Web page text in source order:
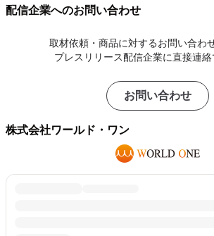
配信企業へのお問い合わせ
取材依頼・商品に対するお問い合わ
プレスリリース配信企業に直接連絡
お問い合わせ
株式会社ワールド・ワン